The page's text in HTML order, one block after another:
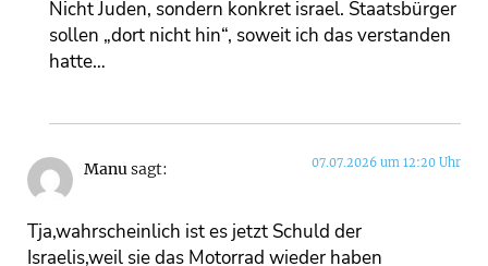
Nicht Juden, sondern konkret israel. Staatsbürger
sollen „dort nicht hin“, soweit ich das verstanden
hatte…
Manusagt: 07.07.2026 um 12:20 Uhr
Tja,wahrscheinlich ist es jetzt Schuld der
Israelis,weil sie das Motorrad wieder haben